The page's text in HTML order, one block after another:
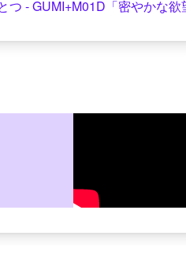
つ - GUMI+M01D「密やかな欲